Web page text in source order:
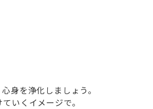
身を浄化しましょう。
いくイメージで。